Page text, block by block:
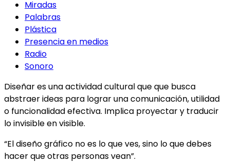
Miradas
Palabras
Plástica
Presencia en medios
Radio
Sonoro
Diseñar es una actividad cultural que que busca
abstraer ideas para lograr una comunicación, utilidad
o funcionalidad efectiva. Implica proyectar y traducir
lo invisible en visible.
“El diseño gráfico no es lo que ves, sino lo que debes
hacer que otras personas vean”.